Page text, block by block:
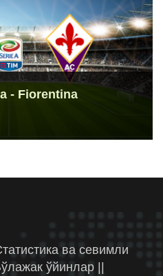
- Fiorentina
ва севимли
ўйинлар ||